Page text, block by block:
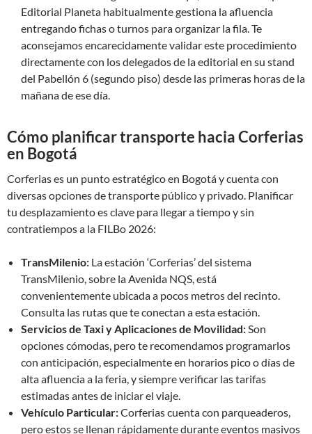
Editorial Planeta habitualmente gestiona la afluencia
entregando fichas o turnos para organizar la fila. Te
aconsejamos encarecidamente validar este procedimiento
directamente con los delegados de la editorial en su stand
del Pabellón 6 (segundo piso) desde las primeras horas de la
mañana de ese día.
Cómo planificar transporte hacia Corferias
en Bogotá
Corferias es un punto estratégico en Bogotá y cuenta con
diversas opciones de transporte público y privado. Planificar
tu desplazamiento es clave para llegar a tiempo y sin
contratiempos a la FILBo 2026:
TransMilenio: La estación ‘Corferias’ del sistema
TransMilenio, sobre la Avenida NQS, está
convenientemente ubicada a pocos metros del recinto.
Consulta las rutas que te conectan a esta estación.
Servicios de Taxi y Aplicaciones de Movilidad:Son
opciones cómodas, pero te recomendamos programarlos
con anticipación, especialmente en horarios pico o días de
alta afluencia a la feria, y siempre verificar las tarifas
estimadas antes de iniciar el viaje.
Vehículo Particular:Corferias cuenta con parqueaderos,
pero estos se llenan rápidamente durante eventos masivos